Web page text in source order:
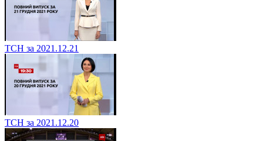
ТСН за 2021.12.21
ТСН за 2021.12.20